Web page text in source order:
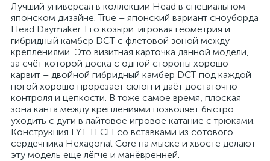
Лучший универсал в коллекции Head в специальном
японском дизайне. True – японский вариант сноуборда
Head Daymaker. Его козыри: игровая геометрия и
гибридный камбер DCT с флетовой зоной между
креплениями. Это визитная карточка данной модели,
за счёт которой доска с одной стороны хорошо
карвит – двойной гибридный камбер DCT под каждой
ногой хорошо прорезает склон и даёт достаточно
контроля и цепкости. В тоже самое время, плоская
зона канта между креплениями позволяет быстро
уходить с дуги в лайтовое игровое катание с трюками.
Конструкция LYT TECH cо вставками из сотового
сердечника Hexagonal Core на мыске и хвосте делают
эту модель еще лёгче и манёвренней.